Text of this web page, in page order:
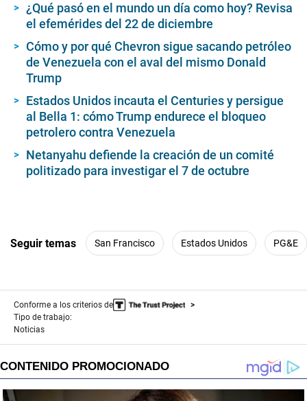
¿Qué pasó en el mundo un día como hoy? Revisa
el efemérides del 22 de diciembre
Cómo y por qué Chevron sigue sacando petróleo
de Venezuela con el aval del mismo Donald
Trump
Estados Unidos incauta el Centuries y persigue
al Bella 1: cómo Trump endurece el bloqueo
petrolero contra Venezuela
Netanyahu defiende la creación de un comité
politizado para investigar el 7 de octubre
Seguir temas San Francisco Estados Unidos PG&E
Conforme a los criterios de
Tipo de trabajo:
Noticias